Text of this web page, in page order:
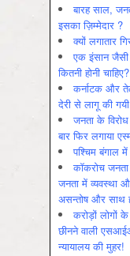
बारह साल,
इसका ज़िम्मेदार ?
क्यों लगातार
एक इंसान जैसी
कितनी होनी चाहिए?
कर्नाटक और
देरी से लागू की गयी
जनता के
बार फिर लगाया
पश्चिम बंगाल
कॉकरोच जनता
जनता में व्‍यवस्‍था
असन्‍तोष और साथ
करोड़ों लोगों
छीनने वाली
न्यायालय की मुहर!